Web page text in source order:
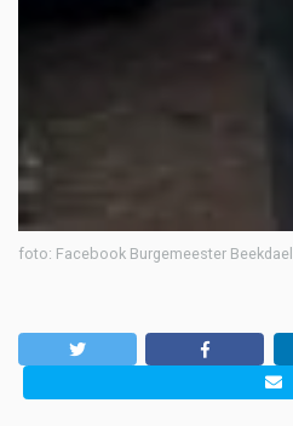
foto: Facebook Burgemeester